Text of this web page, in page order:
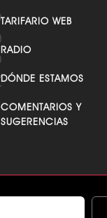
TARIFARIO WEB
RADIO
DÓNDE ESTAMOS
COMENTARIOS Y
SUGERENCIAS